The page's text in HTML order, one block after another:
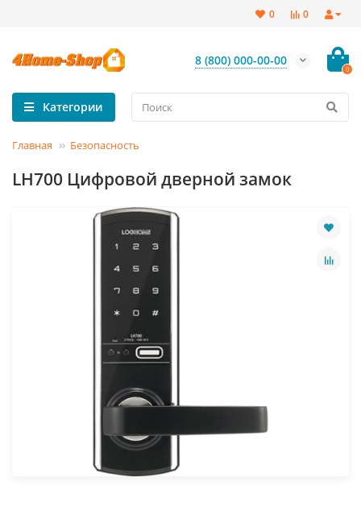
0
0
8 (800) 000-00-00
0
Категории
Главная Безопасность
LH700 Цифровой дверной замок